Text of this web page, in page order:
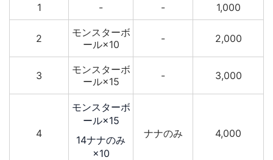
1
- - 1,000
2
モンスターボ
ール×10
- 2,000
3
モンスターボ
ール×15
- 3,000
4
モンスターボ
ール×15
14ナナのみ
×10
ナナのみ 4,000